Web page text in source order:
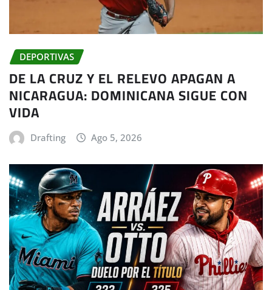
DEPORTIVAS
DE LA CRUZ Y EL RELEVO APAGAN A
NICARAGUA: DOMINICANA SIGUE CON
VIDA
Drafting Ago 5, 2026